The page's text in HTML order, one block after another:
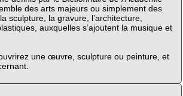
des arts majeurs ou simplement des
sculpture, la gravure, l’architecture,
auxquelles s’ajoutent la musique et
une œuvre, sculpture ou peinture, et